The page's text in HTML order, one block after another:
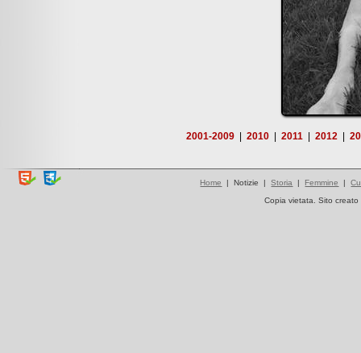
2001-2009 |2010 |2011 |2012 |
Home | Notizie |Storia | Femmine |
Copia vietata. Sito